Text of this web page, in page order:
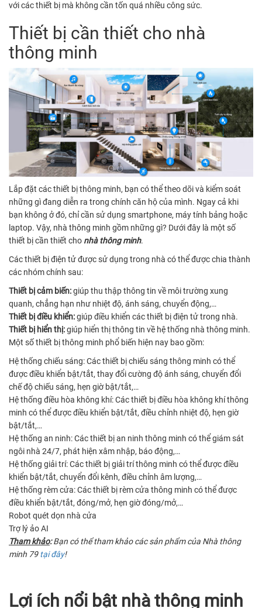
với các thiết bị mà không cần tốn quá nhiều công sức.
Thiết bị cần thiết cho nhà
thông minh
Lắp đặt các thiết bị thông minh, bạn có thể theo dõi và kiểm soát
những gì đang diễn ra trong chính căn hộ của mình. Ngay cả khi
bạn không ở đó, chỉ cần sử dụng smartphone, máy tính bảng hoặc
laptop. Vậy, nhà thông minh gồm những gì? Dưới đây là một số
thiết bị cần thiết cho nhà thông minh.
Các thiết bị điện tử được sử dụng trong nhà có thể được chia thành
các nhóm chính sau:
Thiết bị cảm biến:giúp thu thập thông tin về môi trường xung
quanh, chẳng hạn như nhiệt độ, ánh sáng, chuyển động,…
Thiết bị điều khiển:giúp điều khiển các thiết bị điện tử trong nhà.
Thiết bị hiển thị:giúp hiển thị thông tin về hệ thống nhà thông minh.
Một số thiết bị thông minh phổ biến hiện nay bao gồm:
Hệ thống chiếu sáng: Các thiết bị chiếu sáng thông minh có thể
được điều khiển bật/tắt, thay đổi cường độ ánh sáng, chuyển đổi
chế độ chiếu sáng, hẹn giờ bật/tắt,…
Hệ thống điều hòa không khí: Các thiết bị điều hòa không khí thông
minh có thể được điều khiển bật/tắt, điều chỉnh nhiệt độ, hẹn giờ
bật/tắt,…
Hệ thống an ninh: Các thiết bị an ninh thông minh có thể giám sát
ngôi nhà 24/7, phát hiện xâm nhập, báo động,…
Hệ thống giải trí: Các thiết bị giải trí thông minh có thể được điều
khiển bật/tắt, chuyển đổi kênh, điều chỉnh âm lượng,…
Hệ thống rèm cửa: Các thiết bị rèm cửa thông minh có thể được
điều khiển bật/tắt, đóng/mở, hẹn giờ đóng/mở,…
Robot quét dọn nhà cửa
Trợ lý ảo AI
Tham khảo:Bạn có thể tham khảo các sản phẩm của Nhà thông
minh 79tại đây!
Lợi ích nổi bật nhà thông minh